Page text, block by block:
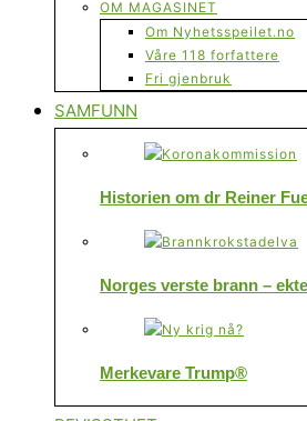
OM MAGASINET
Om Nyhetsspeilet.no
Våre 118 forfattere
Fri gjenbruk
SAMFUNN
Historien om dr Reiner
Norges verste brann –
Merkevare Trump®